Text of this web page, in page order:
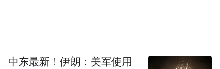
中东最新！伊朗：美军使用